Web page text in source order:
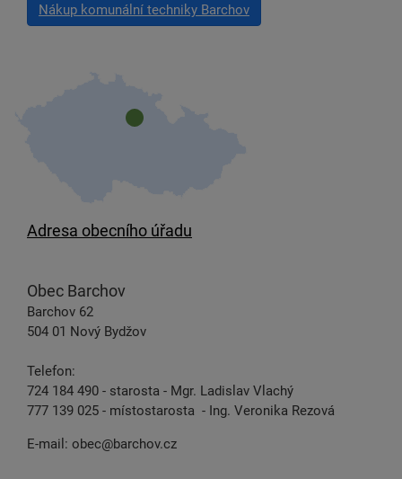
Nákup komunální techniky Barchov
Adresa obecního úřadu
Obec Barchov
Barchov 62
504 01 Nový Bydžov
Telefon:
724 184 490 - starosta - Mgr. Ladislav Vlachý
777 139 025 - místostarosta - Ing. Veronika Rezová
E-mail: obec@barchov.cz